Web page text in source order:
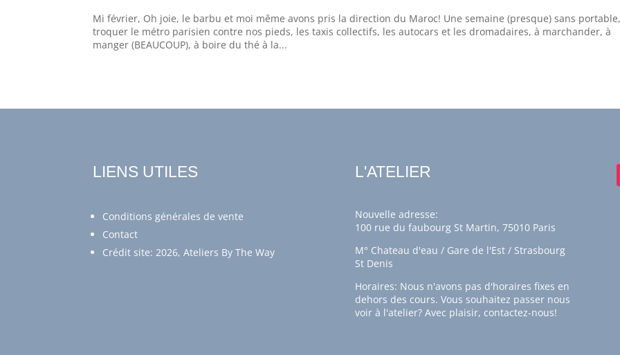
Mi février, Oh joie, le barbu et moi même avons pris la direction du Maroc! Une semaine (presque) sans
troquer le métro parisien contre nos pieds, les taxis collectifs, les autocars et les dromadaires, à marchander, à
manger (BEAUCOUP), à boire du thé à la...
LIENS UTILES
Conditions générales de vente
Contact
Crédit site: 2026, Ateliers By The Way
L'ATELIER
Nouvelle adresse:
100 rue du faubourg St Martin, 75010 Paris
M° Chateau d'eau / Gare de l'Est / Strasbourg
St Denis
Horaires: Nous n'avons pas d'horaires fixes en
dehors des cours. Vous souhaitez passer nous
voir à l'atelier? Avec plaisir, contactez-nous!